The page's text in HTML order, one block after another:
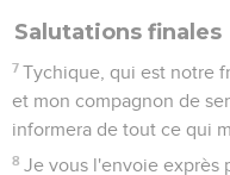
Salutations finales
7 Tychique, qui est notre
et mon compagnon de
informera de tout ce qui
8 Je vous l'envoie exprès